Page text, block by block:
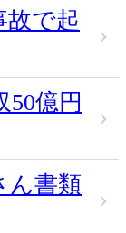
故で起
億円
ん書類